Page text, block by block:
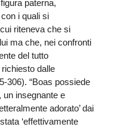
paterna,
i quali si
riteneva che si
ma che, nei confronti
del tutto
dalle
306). “Boas possiede
un insegnante e
adorato’ dai
‘effettivamente